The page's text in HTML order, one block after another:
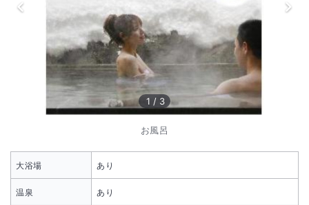
1 / 3
お風呂
大浴場 あり
温泉 あり